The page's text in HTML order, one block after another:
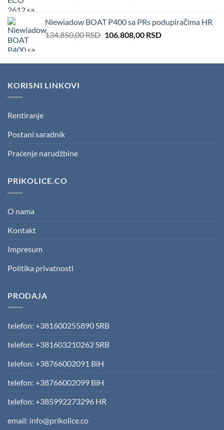
166.600,00 RSD.151.410,00 RSD.
Niewiadow BOAT P400 sa PRs podupiračima HR
134.850,00RSD Original
134.850,00 RSD.
106.808,00 RSDCurrent
106.808,00 RSD.
KORISNI LINKOVI
Rentiranje
Postani saradnik
Praćenje narudžbine
PRIKOLICE.CO
O nama
Kontakt
Impresum
Politika privatnosti
PRODAJA
telefon: +381600255890 SRB
telefon: +381603210262 SRB
telefon: +38766002091 BiH
telefon: +38766002099 BiH
telefon: +385992273296 HR
email: info@prikolice.co